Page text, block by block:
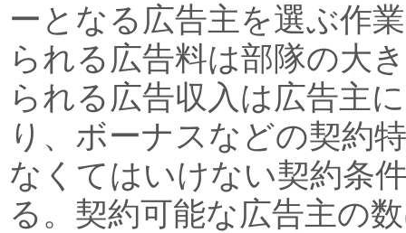
ーとなる広告主を選ぶ作
られる広告料は部隊の大
られる広告収入は広告主
り、ボーナスなどの契約
なくてはいけない契約条
る。契約可能な広告主の